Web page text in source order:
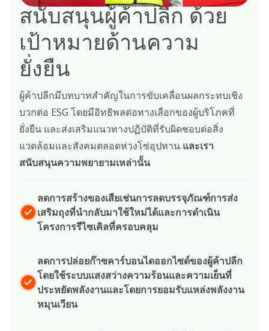
สนับสนุนผู้ค้าปลีก ด้วย
เป้าหมายด้านความ
ยั่งยืน
ผู้ค้าปลีกมีบทบาทสำคัญในการขับเคลื่อนผลกระทบเชิง
บวกต่อ ESG โดยมีอิทธิพลต่อทางเลือกของผู้บริโภคที่
ยั่งยืน และส่งเสริมแนวทางปฏิบัติที่รับผิดชอบต่อสิ่ง
แวดล้อมและสังคมตลอดห่วงโซ่อุปทาน และเรา
สนับสนุนความพยายามเหล่านั้น
ลดการสร้างของเสียเช่นการลดบรรจุภัณฑ์การส่ง
เสริมถุงที่นํากลับมาใช้ใหม่ได้และการดําเนิน
โครงการรีไซเคิลที่ครอบคลุม
ลดการปล่อยก๊าซคาร์บอนไดออกไซด์ของผู้ค้าปลีก
โดยใช้ระบบแสงสว่างความร้อนและความเย็นที่
ประหยัดพลังงานและโดยการยอมรับแหล่งพลังงาน
หมุนเวียน